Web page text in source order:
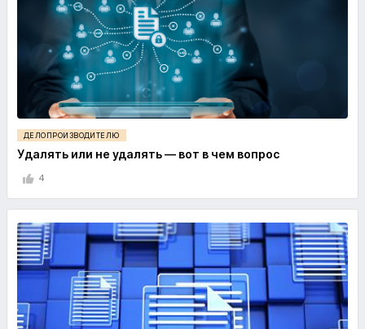
ДЕЛОПРОИЗВОДИТЕЛЮ
Удалять или не удалять — вот в чем вопрос
4